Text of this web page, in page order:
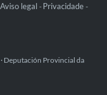
Aviso legal - Privacidade -
Deputación Provincial da